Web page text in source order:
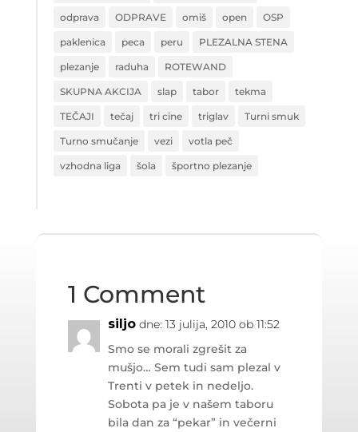
odprava ODPRAVE omiš open OSP
paklenica peca peru PLEZALNA STENA
plezanje raduha ROTEWAND
SKUPNA AKCIJA slap tabor tekma
TEČAJI tečaj tri cine triglav Turni smuk
Turno smučanje vezi votla peč
vzhodna liga šola športno plezanje
1 Comment
siljo dne: 13 julija, 2010 ob 11:52
Smo se morali zgrešit za
mušjo… Sem tudi sam plezal v
Trenti v petek in nedeljo.
Sobota pa je v našem taboru
bila dan za “pekar” in večerni